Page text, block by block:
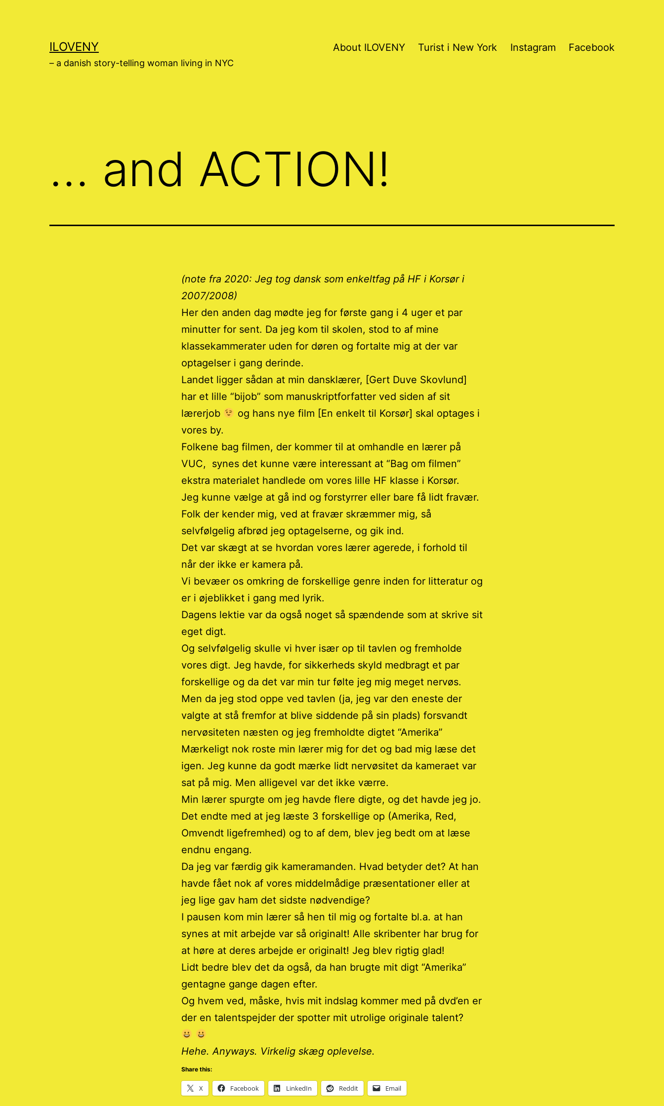
ILOVENY
– a danish story-telling woman living in NYC
About ILOVENY Turist i New York Instagram Facebook
… and ACTION!
(note fra 2020: Jeg tog dansk som enkeltfag på HF i Korsør i
2007/2008)
Her den anden dag mødte jeg for første gang i 4 uger et par
minutter for sent. Da jeg kom til skolen, stod to af mine
klassekammerater uden for døren og fortalte mig at der var
optagelser i gang derinde.
Landet ligger sådan at min dansklærer, [Gert Duve Skovlund]
har et lille “bijob” som manuskriptforfatter ved siden af sit
lærerjob
og hans nye film [En enkelt til Korsør] skal optages i
vores by.
Folkene bag filmen, der kommer til at omhandle en lærer på
VUC, synes det kunne være interessant at “Bag om filmen”
ekstra materialet handlede om vores lille HF klasse i Korsør.
Jeg kunne vælge at gå ind og forstyrrer eller bare få lidt fravær.
Folk der kender mig, ved at fravær skræmmer mig, så
selvfølgelig afbrød jeg optagelserne, og gik ind.
Det var skægt at se hvordan vores lærer agerede, i forhold til
når der ikke er kamera på.
Vi bevæer os omkring de forskellige genre inden for litteratur og
er i øjeblikket i gang med lyrik.
Dagens lektie var da også noget så spændende som at skrive sit
eget digt.
Og selvfølgelig skulle vi hver især op til tavlen og fremholde
vores digt. Jeg havde, for sikkerheds skyld medbragt et par
forskellige og da det var min tur følte jeg mig meget nervøs.
Men da jeg stod oppe ved tavlen (ja, jeg var den eneste der
valgte at stå fremfor at blive siddende på sin plads) forsvandt
nervøsiteten næsten og jeg fremholdte digtet “Amerika”
Mærkeligt nok roste min lærer mig for det og bad mig læse det
igen. Jeg kunne da godt mærke lidt nervøsitet da kameraet var
sat på mig. Men alligevel var det ikke værre.
Min lærer spurgte om jeg havde flere digte, og det havde jeg jo.
Det endte med at jeg læste 3 forskellige op (Amerika, Red,
Omvendt ligefremhed) og to af dem, blev jeg bedt om at læse
endnu engang.
Da jeg var færdig gik kameramanden. Hvad betyder det? At han
havde fået nok af vores middelmådige præsentationer eller at
jeg lige gav ham det sidste nødvendige?
I pausen kom min lærer så hen til mig og fortalte bl.a. at han
synes at mit arbejde var så originalt! Alle skribenter har brug for
at høre at deres arbejde er originalt! Jeg blev rigtig glad!
Lidt bedre blev det da også, da han brugte mit digt “Amerika”
gentagne gange dagen efter.
Og hvem ved, måske, hvis mit indslag kommer med på dvd’en er
der en talentspejder der spotter mit utrolige originale talent?
Hehe. Anyways. Virkelig skæg oplevelse.
Share this:
X Facebook LinkedIn Reddit Email